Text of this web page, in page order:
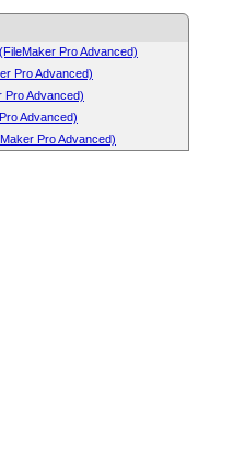
Pro Advanced)
Pro Advanced)
Pro Advanced)
Advanced)
Pro Advanced)